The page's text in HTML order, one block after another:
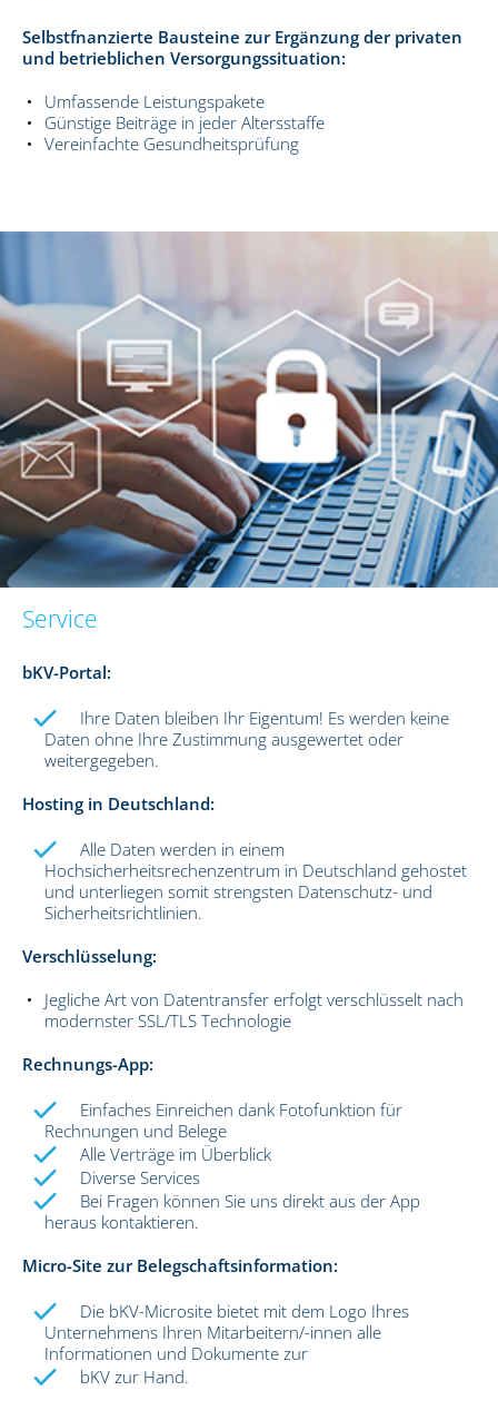
Selbstfnanzierte Bausteine zur Ergänzung der privaten
und betrieblichen Versorgungssituation:
Umfassende Leistungspakete
Günstige Beiträge in jeder Altersstaffe
Vereinfachte Gesundheitsprüfung
Service
bKV-Portal:
Ihre Daten bleiben Ihr Eigentum! Es werden keine
Daten ohne Ihre Zustimmung ausgewertet oder
weitergegeben.
Hosting in Deutschland:
Alle Daten werden in einem
Hochsicherheitsrechenzentrum in Deutschland gehostet
und unterliegen somit strengsten Datenschutz- und
Sicherheitsrichtlinien.
Verschlüsselung:
Jegliche Art von Datentransfer erfolgt verschlüsselt nach
modernster SSL/TLS Technologie
Rechnungs-App:
Einfaches Einreichen dank Fotofunktion für
Rechnungen und Belege
Alle Verträge im Überblick
Diverse Services
Bei Fragen können Sie uns direkt aus der App
heraus kontaktieren.
Micro-Site zur Belegschaftsinformation:
Die bKV-Microsite bietet mit dem Logo Ihres
Unternehmens Ihren Mitarbeitern/-innen alle
Informationen und Dokumente zur
bKV zur Hand.